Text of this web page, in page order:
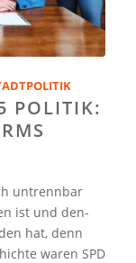
POLITIK:
untrennbar
ist und den-
hat, denn
waren SPD